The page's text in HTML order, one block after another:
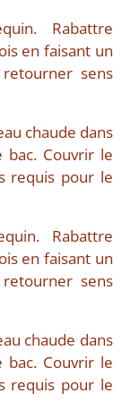
Rabattre
en faisant un
sens
chaude dans
Couvrir le
requis pour le
Rabattre
en faisant un
sens
chaude dans
Couvrir le
requis pour le